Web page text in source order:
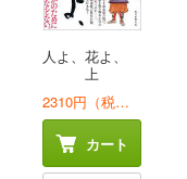
人よ、花よ、
上
2310円（税込）
カート